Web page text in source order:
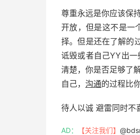
尊重永远是你应该保
开放，但是这不是一
择。但是还在了解的
诋毁或者自己YY出
清楚，你是否足够了
自己， 沟通的过程比
待人以诚 避雷同时不
AD： 【关注我们】